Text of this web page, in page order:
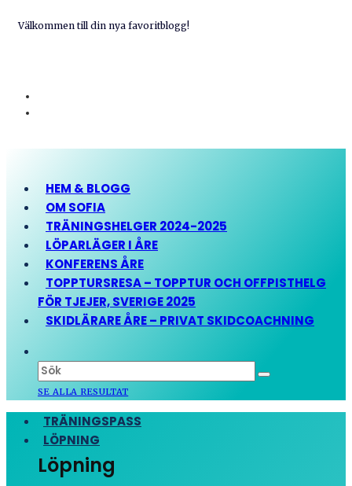
Välkommen till din nya favoritblogg!
HEM & BLOGG
OM SOFIA
TRÄNINGSHELGER 2024-2025
LÖPARLÄGER I ÅRE
KONFERENS ÅRE
TOPPTURSRESA – TOPPTUR OCH OFFPISTHELG
FÖR TJEJER, SVERIGE 2025
SKIDLÄRARE ÅRE – PRIVAT SKIDCOACHNING
SE ALLA RESULTAT
TRÄNINGSPASS
LÖPNING
Löpning